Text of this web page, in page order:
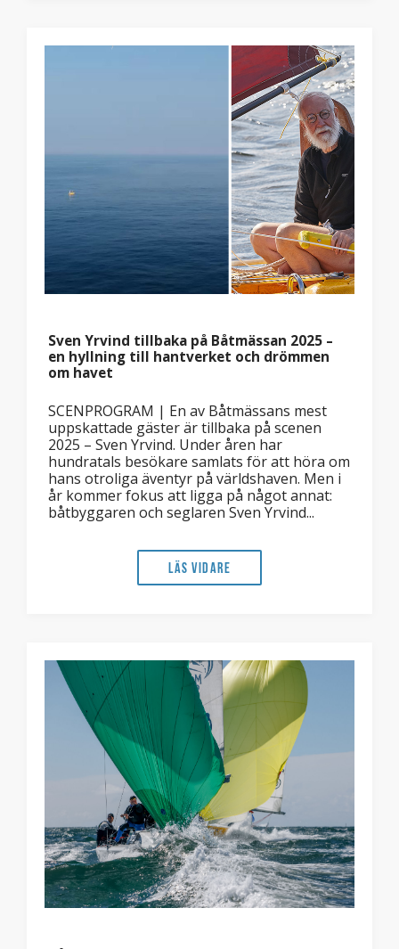
Sven Yrvind tillbaka på Båtmässan 2025 –
en hyllning till hantverket och drömmen
om havet
SCENPROGRAM | En av Båtmässans mest
uppskattade gäster är tillbaka på scenen
2025 – Sven Yrvind. Under åren har
hundratals besökare samlats för att höra om
hans otroliga äventyr på världshaven. Men i
år kommer fokus att ligga på något annat:
båtbyggaren och seglaren Sven Yrvind...
Läs vidare